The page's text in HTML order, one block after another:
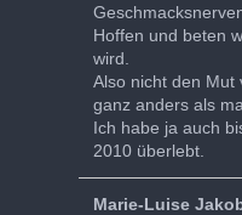
Hoffen und beten
wird.
Also nicht den Mut
ganz anders als
Ich habe ja auch
2010 überlebt.
Marie-Luise